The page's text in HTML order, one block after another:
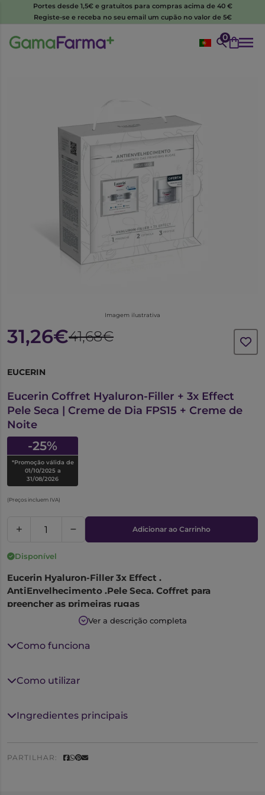
Portes desde 1,5€ e gratuitos para compras acima de 40 €
Registe-se e receba no seu email um cupão no valor de 5€
0
Imagem ilustrativa
31,26€41,68€
EUCERIN
Eucerin Coffret Hyaluron-Filler + 3x Effect
Pele Seca | Creme de Dia FPS15 + Creme de
Noite
-25%
*Promoção válida de
01/10/2025 a
31/08/2026
(Preços incluem IVA)
Adicionar ao Carrinho
Disponível
Eucerin Hyaluron-Filler 3x Effect .
AntiEnvelhecimento .Pele Seca. Coffret para
preencher as primeiras rugas
Este coffret inclui:
Hyaluron-Filler 3x Effect Creme de Dia FPS15, 50ml
Ver a descrição completa
Como funciona
Como utilizar
Ingredientes principais
PARTILHAR: